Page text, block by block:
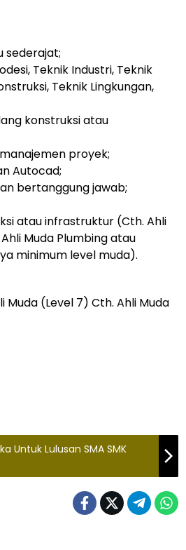
sederajat;
Teknik Industri, Teknik
Teknik Lingkungan,
konstruksi atau
proyek;
Autocad;
bertanggung jawab;
atau infrastruktur (Cth. Ahli
Muda Plumbing atau
minimum level muda).
(Level 7) Cth. Ahli Muda
Untuk Lulusan SMA SMK